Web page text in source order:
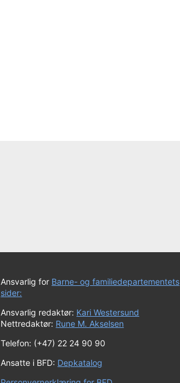
Ansvarlig for Barne- og familiedepartementets
sider:
Ansvarlig redaktør: Kari Westersund
Nettredaktør: Rune M. Akselsen
Telefon: (+47) 22 24 90 90
Ansatte i BFD: Depkatalog